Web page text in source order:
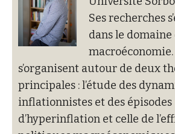
Ses recherches
dans le domaine
s’organisent autour de deux
principales : l’étude des
inflationnistes et des épisodes
d’hyperinflation et celle de